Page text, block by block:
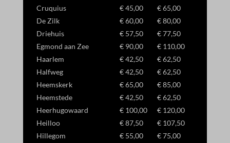
Cruquius
€ 45,00
€ 65,00
De Zilk
€ 60,00
€ 80,00
Driehuis
€ 57,50
€ 77,50
Egmond aan Zee
€ 90,00
€ 110,00
Haarlem
€ 42,50
€ 62,50
Halfweg
€ 42,50
€ 62,50
Heemskerk
€ 65,00
€ 85,00
Heemstede
€ 42,50
€ 62,50
Heerhugowaard
€ 100,00
€ 120,00
Heilloo
€ 87,50
€ 107,50
Hillegom
€ 55,00 € 75,00
ssm_au_c